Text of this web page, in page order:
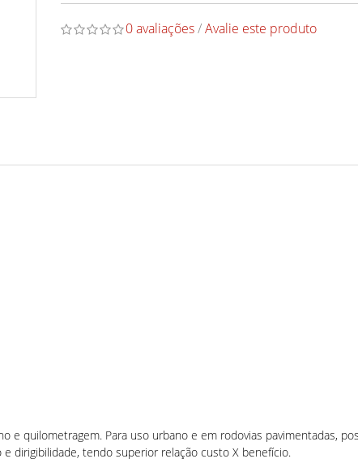
0 avaliações/Avalie este produto
e quilometragem. Para uso urbano e em rodovias pavimentadas,
dirigibilidade, tendo superior relação custo X benefício.